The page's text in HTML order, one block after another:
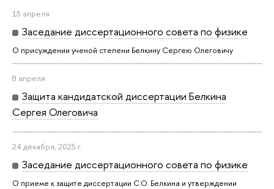
15 апреля
Заседание диссертационного совета по физике
О присуждении ученой степени Белкину Сергею Олеговичу
8 апреля
Защита кандидатской диссертации Белкина
Сергея Олеговича
24 декабря, 2025 г.
Заседание диссертационного совета по физике
О приеме к защите диссертации С.О. Белкина и утверждении